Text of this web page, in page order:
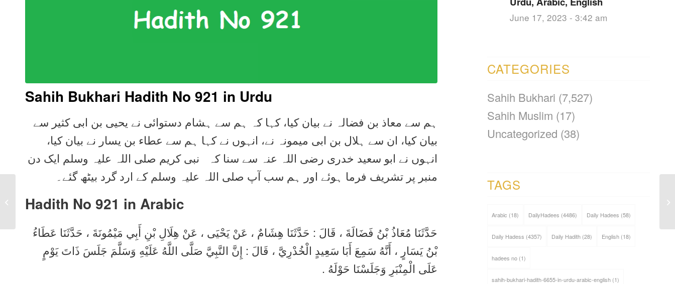
Sahih Bukhari Hadith No 921 in Urdu
ہم سے معاذ بن فضالہ نے بیان کیا، کہا کہ ہم سے ہشام دستوائی نے یحیی بن ابی کثیر سے
بیان کیا، ان سے ہلال بن ابی میمونہ نے، انہوں نے کہا ہم سے عطاء بن یسار نے بیان کیا،
انہوں نے ابو سعید خدری رضی اللہ عنہ سے سنا کہ نبی کریم صلی اللہ علیہ وسلم ایک دن
منبر پر تشریف فرما ہوئے اور ہم سب آپ صلی اللہ علیہ وسلم کے ارد گرد بیٹھ گئے۔
Hadith No 921 in Arabic
حَدَّثَنَا مُعَاذُ بْنُ فَضَالَةَ ، قَالَ : حَدَّثَنَا هِشَامٌ ، عَنْ يَحْيَى ، عَنْ هِلَالِ بْنِ أَبِي مَيْمُونَةَ ، حَدَّثَنَا عَطَاءُ
بْنُ يَسَارٍ ، أَنَّهُ سَمِعَ أَبَا سَعِيدٍ الْخُدْرِيَّ ، قَالَ : إِنَّ النَّبِيَّ صَلَّى اللَّهُ عَلَيْهِ وَسَلَّمَ جَلَسَ ذَاتَ يَوْمٍ
عَلَى الْمِنْبَرِ وَجَلَسْنَا حَوْلَهُ .
June 17, 2023 - 3:42 am
CATEGORIES
Sahih Bukhari (7,527)
Sahih Muslim (17)
Uncategorized (38)
TAGS
Arabic (18) DailyHadees (4486) Daily Hadees (58)
Daily Hadess (4357) Daily Hadith(28) English(18)
hadees no(1)
sahih-bukhari-hadith-6655-in-urdu-arabic-english(1)
920 in Urdu, Arabic,
English